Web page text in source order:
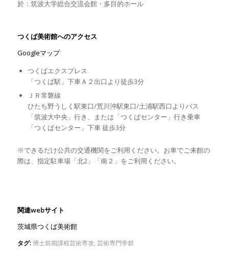
於：筑波大学総合交流会館・多目的ホール
つくば美術館へのアクセス
Googleマップ
つくばエクスプレス
「つくば駅」下車Ａ２出口より徒歩3分
ＪＲ常磐線
ひたち野うしく駅東口/荒川沖駅東口/土浦駅西口よりバス
「筑波大中央」行き、または「つくばセンター」行き乗車
「つくばセンター」下車 徒歩3分
※できるだけ公共の交通機関をご利用ください。お車でご来館の
際は、指定駐車場「北2」「南２」をご利用ください。
関連webサイト
茨城県つくば美術館
タグ: 博士前期課程芸術専攻, 芸術専門学群